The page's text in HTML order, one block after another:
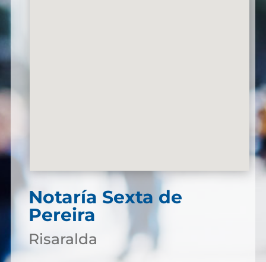
Notaría Sexta de
Pereira
Risaralda